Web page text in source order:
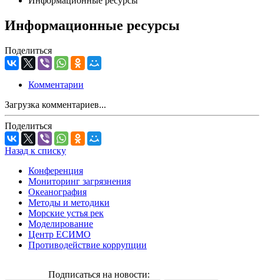
Информационные ресурсы
Поделиться
Комментарии
Загрузка комментариев...
Поделиться
Назад к списку
Конференция
Мониторинг загрязнения
Океанография
Методы и методики
Морские устья рек
Моделирование
Центр ЕСИМО
Противодействие коррупции
Подписаться на новости: